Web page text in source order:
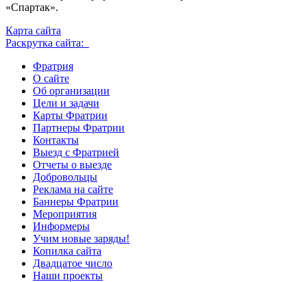
«Спартак».
Карта сайта
Раскрутка сайта:
Фратрия
О сайте
Об организации
Цели и задачи
Карты Фратрии
Партнеры Фратрии
Контакты
Выезд с Фратрией
Отчеты о выезде
Добровольцы
Реклама на сайте
Баннеры Фратрии
Мероприятия
Информеры
Учим новые заряды!
Копилка сайта
Двадцатое число
Наши проекты